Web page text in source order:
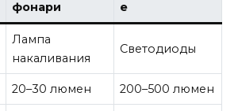
фонари
е
Лампа
накаливания
Светодиоды
20–30 люмен 200–500 люмен